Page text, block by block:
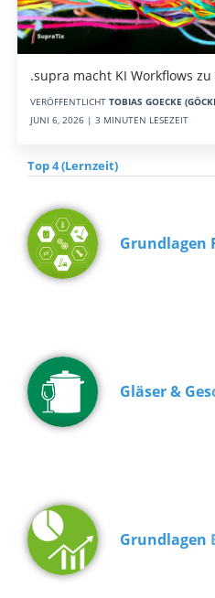
.supra macht KI Workflows
VERÖFFENTLICHT TOBIAS GOECKE
JUNI 6, 2026 | 3 MINUTEN LESEZEIT
Top 4 (Lernzeit)
Grundlagen
Gläser &
Grundlagen